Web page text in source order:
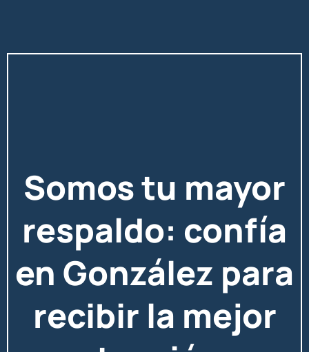
Somos tu mayor
respaldo: confía
en González para
recibir la mejor